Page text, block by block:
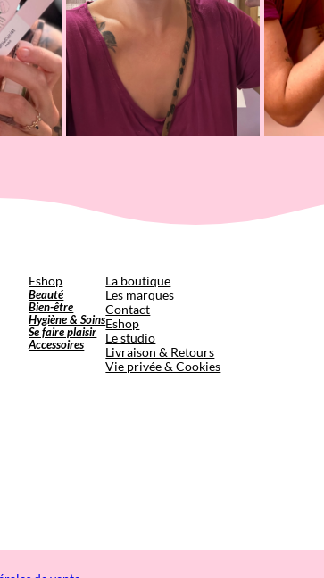
Eshop
Beauté
Bien-être
Hygiène & Soins
Se faire plaisir
Accessoires
La boutique
Les marques
Contact
Eshop
Le studio
Livraison & Retours
Vie privée & Cookies